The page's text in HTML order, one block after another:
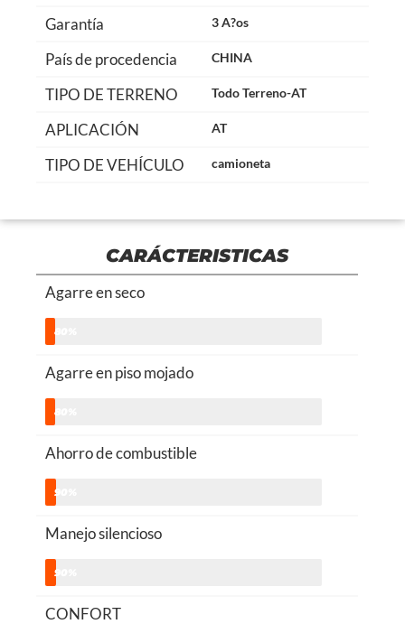
Garantía 3 A?os
País de procedencia CHINA
TIPO DE TERRENO Todo Terreno-AT
APLICACIÓN AT
TIPO DE VEHÍCULO camioneta
CARÁCTERISTICAS
Agarre en seco
Agarre en piso mojado
Ahorro de combustible
Manejo silencioso
CONFORT